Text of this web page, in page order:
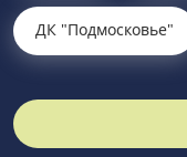
ДК "Подмосковье"